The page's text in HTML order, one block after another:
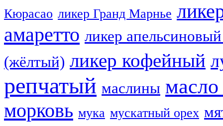
Кюрасао ликер Гранд Марнье
амаретто ликер
(жёлтый) ликер кофейный
репчатый маслины масло
морковь мука мускатный орех